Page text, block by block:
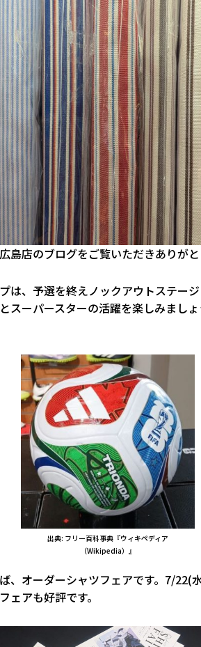
島店のブログをご覧いただきありがと
は、予選を終えノックアウトステー
スーパースターの活躍を楽しみまし
出典: フリー百科事典『ウィキペディア
（Wikipedia）』
、オーダーシャツフェアです。7/22(
ェアも好評です。